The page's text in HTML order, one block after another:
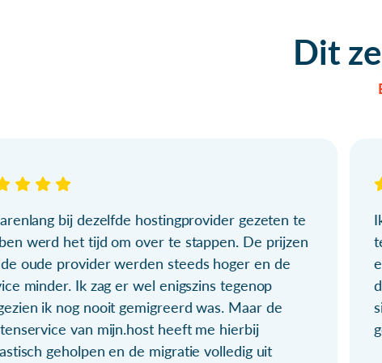
Dit
bij dezelfde hostingprovider gezeten te
werd het tijd om over te stappen. De prijzen
oude provider werden steeds hoger en de
minder. Ik zag er wel enigszins tegenop
ik nog nooit gemigreerd was. Maar de
van mijn.host heeft me hierbij
geholpen en de migratie volledig uit